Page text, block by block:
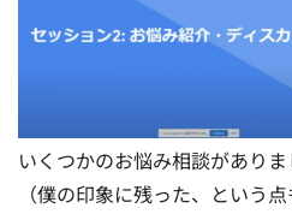
いくつかのお悩み相談があり
（僕の印象に残った、という